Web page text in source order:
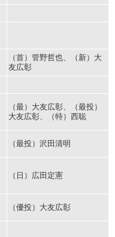
（首）管野哲也、（新）大
友広彰
（最）大友広彰、（最投）
大友広彰、（特）西聡
（最投）沢田清明
（日）広田定憲
（優投）大友広彰